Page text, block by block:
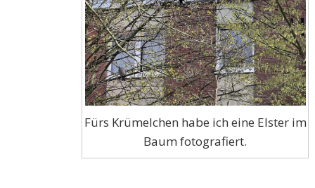
Fürs Krümelchen habe ich eine Elster im
Baum fotografiert.